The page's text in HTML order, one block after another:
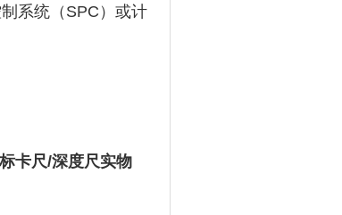
系统（SPC）或计
卡尺/深度尺实物